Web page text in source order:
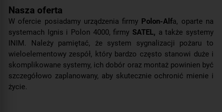
Nasza oferta
W ofercie posiadamy urządzenia firmy Polon-Alfa, oparte na
systemach Ignis i Polon 4000, firmy SATEL, a także systemy
INIM. Należy pamiętać, że system sygnalizacji pożaru to
wieloelementowy zespół, który bardzo często stanowi duże i
skomplikowane systemy, ich dobór oraz montaż powinien być
szczegółowo zaplanowany, aby skutecznie ochronić mienie i
życie.